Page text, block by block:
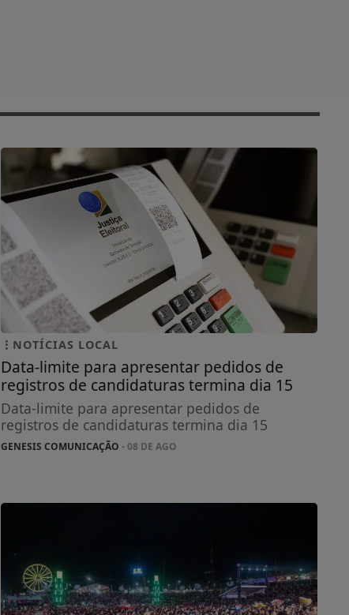
NOTÍCIAS LOCAL
Data-limite para apresentar pedidos de
registros de candidaturas termina dia 15
Data-limite para apresentar pedidos de
registros de candidaturas termina dia 15
GENESIS COMUNICAÇÃO - 08 DE AGO